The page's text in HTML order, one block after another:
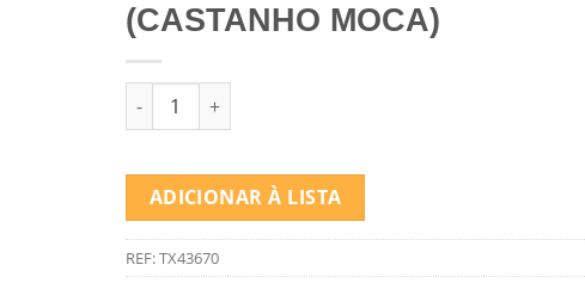
(CASTANHO MOCA)
Quantidade de TREPADOR LINEA P/ GATOS (CASTANHO
ADICIONAR À LISTA
REF:TX43670